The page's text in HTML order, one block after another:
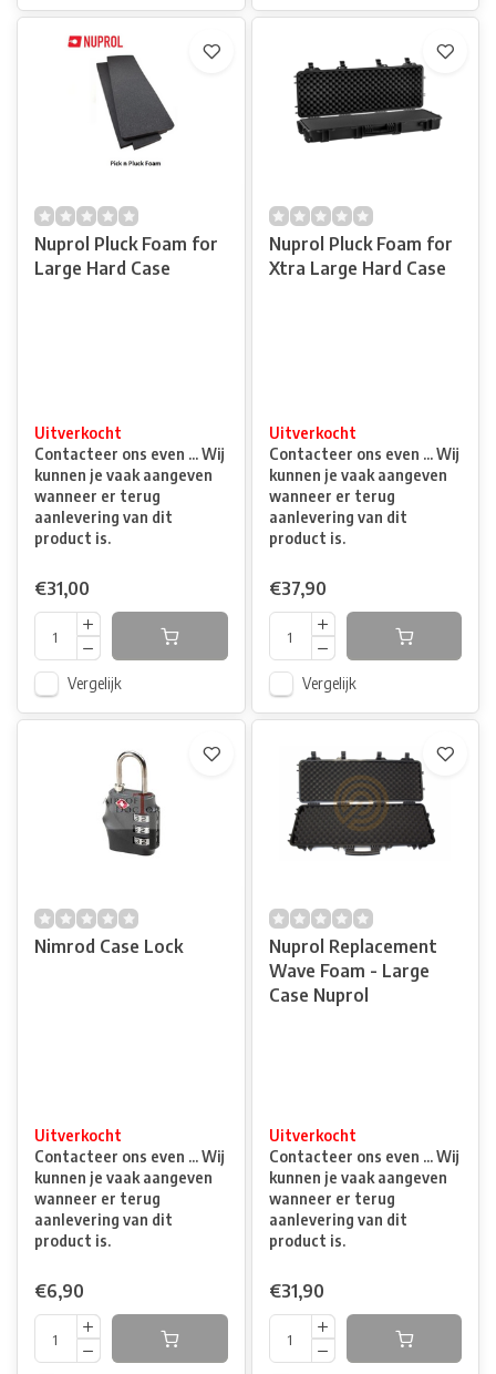
Nuprol Pluck Foam for
Large Hard Case
Uitverkocht
Contacteer ons even ... Wij
kunnen je vaak aangeven
wanneer er terug
aanlevering van dit
product is.
€31,00
Vergelijk
Nuprol Pluck Foam for
Xtra Large Hard Case
Uitverkocht
Contacteer ons even ... Wij
kunnen je vaak aangeven
wanneer er terug
aanlevering van dit
product is.
€37,90
Vergelijk
Nimrod Case Lock
Uitverkocht
Contacteer ons even ... Wij
kunnen je vaak aangeven
wanneer er terug
aanlevering van dit
product is.
€6,90
Nuprol Replacement
Wave Foam - Large
Case Nuprol
Uitverkocht
Contacteer ons even ... Wij
kunnen je vaak aangeven
wanneer er terug
aanlevering van dit
product is.
€31,90